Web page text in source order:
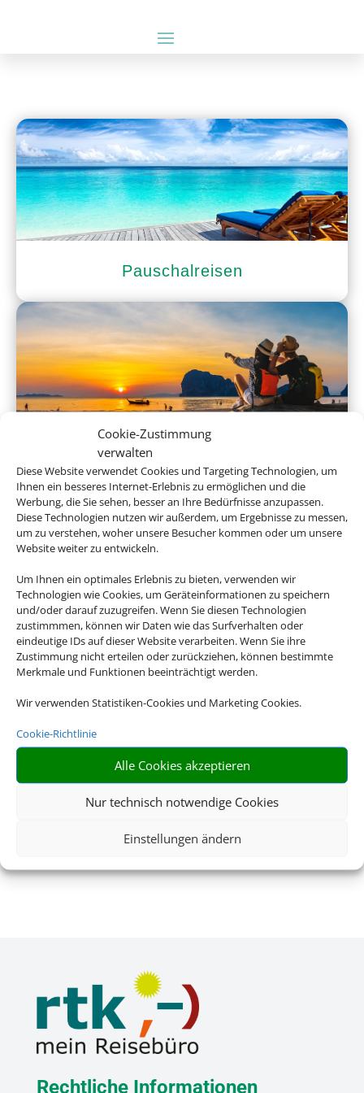
Cookie-Zustimmung
verwalten
Diese Website verwendet Cookies und Targeting Technologien, um
Ihnen ein besseres Internet-Erlebnis zu ermöglichen und die
Werbung, die Sie sehen, besser an Ihre Bedürfnisse anzupassen.
Diese Technologien nutzen wir außerdem, um Ergebnisse zu messen,
um zu verstehen, woher unsere Besucher kommen oder um unsere
Website weiter zu entwickeln.
Um Ihnen ein optimales Erlebnis zu bieten, verwenden wir
Technologien wie Cookies, um Geräteinformationen zu speichern
und/oder darauf zuzugreifen. Wenn Sie diesen Technologien
zustimmmen, können wir Daten wie das Surfverhalten oder
eindeutige IDs auf dieser Website verarbeiten. Wenn Sie ihre
Zustimmung nicht erteilen oder zurückziehen, können bestimmte
Merkmale und Funktionen beeinträchtigt werden.
Wir verwenden Statistiken-Cookies und Marketing Cookies.
Cookie-Richtlinie
Alle Cookies akzeptieren
Nur technisch notwendige Cookies
Einstellungen ändern
Pauschalreisen
Rundreisen
Mietwagen
Rechtliche Informationen